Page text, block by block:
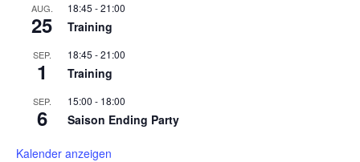
AUG.
25
18:45 -21:00
Training
SEP.
1
18:45 -21:00
Training
SEP.
6
15:00 - 18:00
Saison Ending Party
Kalender anzeigen